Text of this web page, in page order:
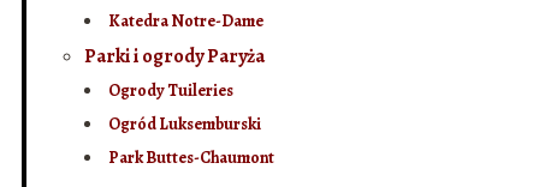
Katedra Notre-Dame
Parki i ogrody Paryża
Ogrody Tuileries
Ogród Luksemburski
Park Buttes-Chaumont